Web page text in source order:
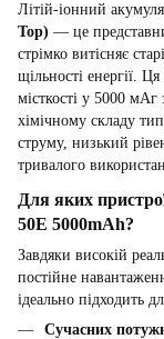
Літій-іонний
Top) — це
стрімко витісняє
щільності енергії.
місткості у 5000
хімічному складу
струму, низький
тривалого
Для яких
50E 5000mAh?
Завдяки високій
постійне
ідеально підходить
Сучасних